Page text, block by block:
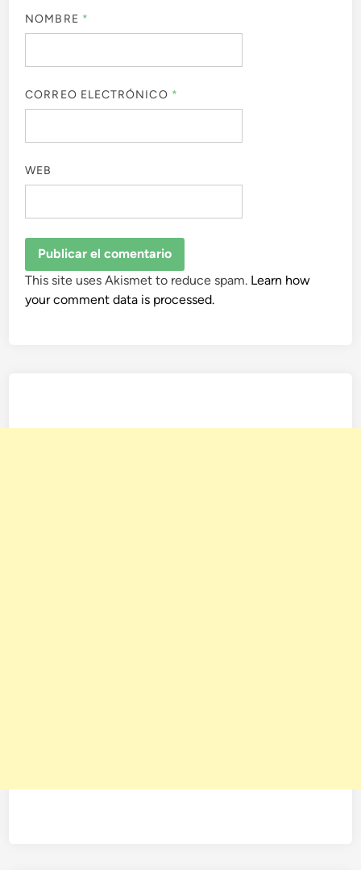
NOMBRE *
CORREO ELECTRÓNICO *
WEB
This site uses Akismet to reduce spam. Learn how
your comment data is processed.